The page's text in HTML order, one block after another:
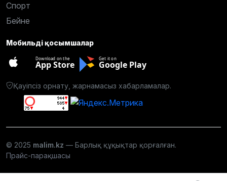
Спорт
Бейне
Мобильді қосымшалар
Download on the
App Store
Get it on
Google Play
Қауіпсіз орнату, жарнамасыз хабарламалар.
© 2025 malim.kz — Барлық құқықтар қорғалған.
Прайс-парақшасы